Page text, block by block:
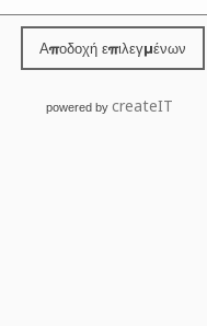
45, Βόλος, Μαγνησία,
Αποδοχή επιλεγμένων
powered by createIT